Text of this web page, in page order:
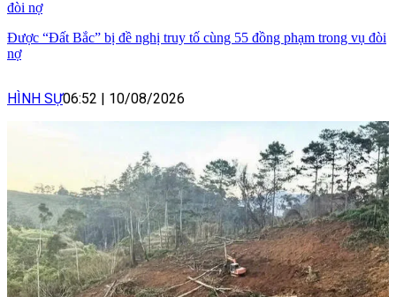
Được “Đất Bắc” bị đề nghị truy tố cùng 55 đồng phạm trong vụ đòi
nợ
HÌNH SỰ06:52 | 10/08/2026